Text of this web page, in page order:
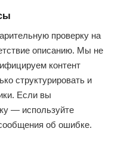
проверку на
описанию. Мы не
контент
структурировать и
Если вы
— используйте
об ошибке.